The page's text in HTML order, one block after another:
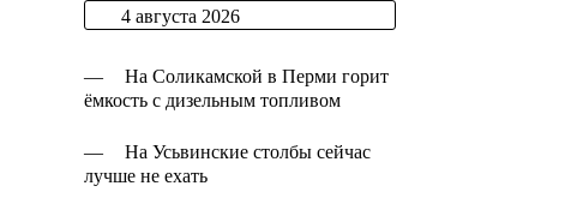
4 августа 2026
—
На Соликамской в Перми горит
ёмкость с дизельным топливом
—
На Усьвинские столбы сейчас
лучше не ехать